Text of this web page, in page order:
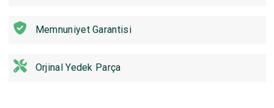
Memnuniyet Garantisi
Orjinal Yedek Parça